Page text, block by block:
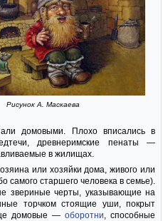
Рисунок А. Маскаева
домовыми. Плохо вписались в
древнеримские пенаты —
в жилищах.
или хозяйки дома, живого или
самого старшего человека в семье).
звериные черты, указывающие на
торчком стоящие уши, покрыт
домовые — оборотни, способные